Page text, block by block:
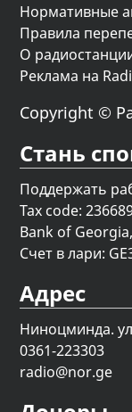
Нормативные
Правила
О
Реклама на
Copyright ©
Стань
Поддержать
Tax code:
Bank of
Счет в лари:
Адрес
Ниноцминда.
0361-223303
radio@nor.ge